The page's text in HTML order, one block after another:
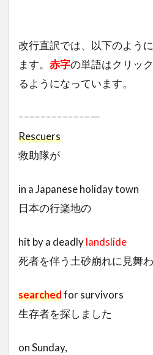
改行直訳では、以下のよう
ます。 赤字の単語はクリッ
るようになっています。
ｰｰｰｰｰｰｰｰｰｰｰｰｰー
Rescuers
救助隊が
in a Japanese holiday town
日本の行楽地の
hit by a deadlylandslide
死者を伴う土砂崩れに見舞
searchedfor survivors
生存者を探しました
on Sunday,